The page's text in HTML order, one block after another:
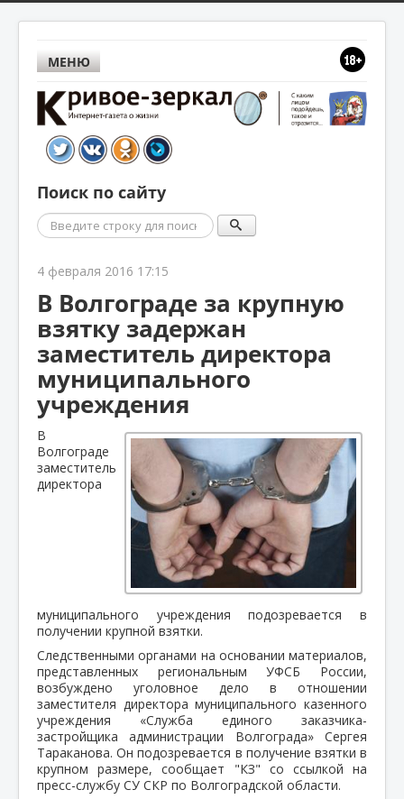
МЕНЮ
Поиск по сайту
Поиск
4 февраля 2016 17:15
В Волгограде за крупную
взятку задержан
заместитель директора
муниципального
учреждения
В
Волгограде
заместитель
директора
муниципального учреждения подозревается в
получении крупной взятки.
Следственными органами на основании материалов,
представленных региональным УФСБ России,
возбуждено уголовное дело в отношении
заместителя директора муниципального казенного
учреждения «Служба единого заказчика-
застройщика администрации Волгограда» Сергея
Тараканова. Он подозревается в получение взятки в
крупном размере, сообщает "КЗ" со ссылкой на
пресс-службу СУ СКР по Волгоградской области.